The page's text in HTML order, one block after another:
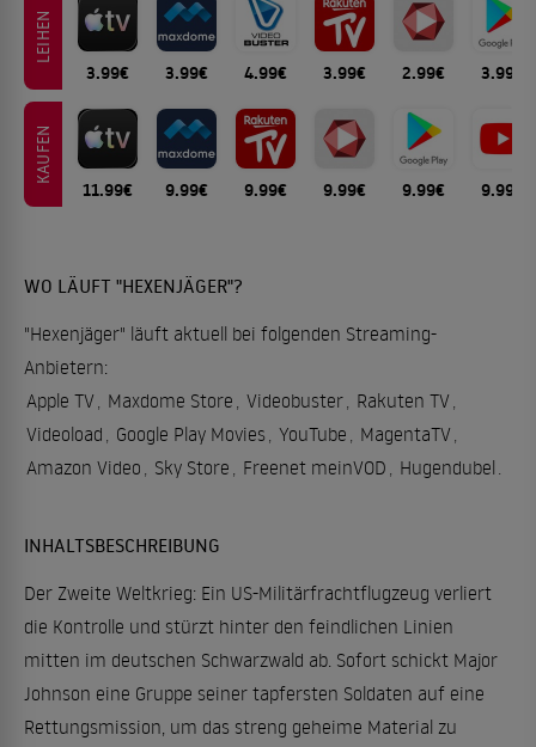
LEIHEN
3.99€ 3.99€ 4.99€ 3.99€ 2.99€ 3.99€
KAUFEN
11.99€ 9.99€ 9.99€ 9.99€ 9.99€ 9.99€
WO LÄUFT "HEXENJÄGER"?
"Hexenjäger" läuft aktuell bei folgenden Streaming-
Anbietern:
Apple TV, Maxdome Store , Videobuster, Rakuten TV,
Videoload , Google Play Movies, YouTube , MagentaTV,
Amazon Video , Sky Store , Freenet meinVOD , Hugendubel .
INHALTSBESCHREIBUNG
Der Zweite Weltkrieg: Ein US-Militärfrachtflugzeug verliert
die Kontrolle und stürzt hinter den feindlichen Linien
mitten im deutschen Schwarzwald ab. Sofort schickt Major
Johnson eine Gruppe seiner tapfersten Soldaten auf eine
Rettungsmission, um das streng geheime Material zu